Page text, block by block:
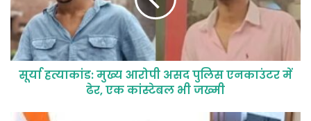
सूर्या हत्याकांड: मुख्य आरोपी असद पुलिस एनकाउंटर में
ढेर, एक कांस्टेबल भी जख्मी